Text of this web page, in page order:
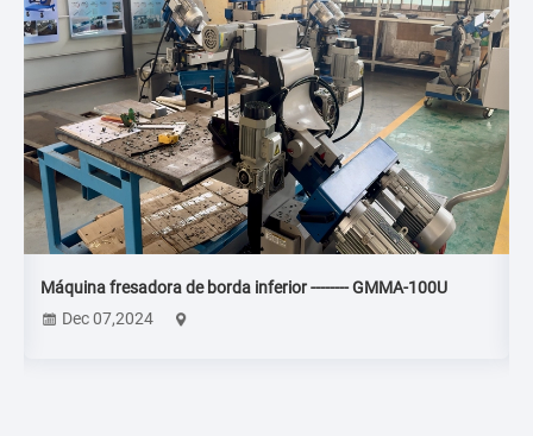
Máquina fresadora de borda inferior -------- GMMA-100U
Dec 07,2024